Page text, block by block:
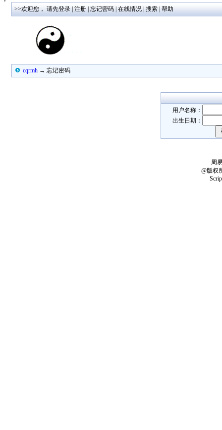
>>欢迎您， 请先登录| 注册| 忘记密码| 在线情况| 搜索| 帮助
cqrmh→ 忘记密码
用户名称：
出生日期：
周
@版权